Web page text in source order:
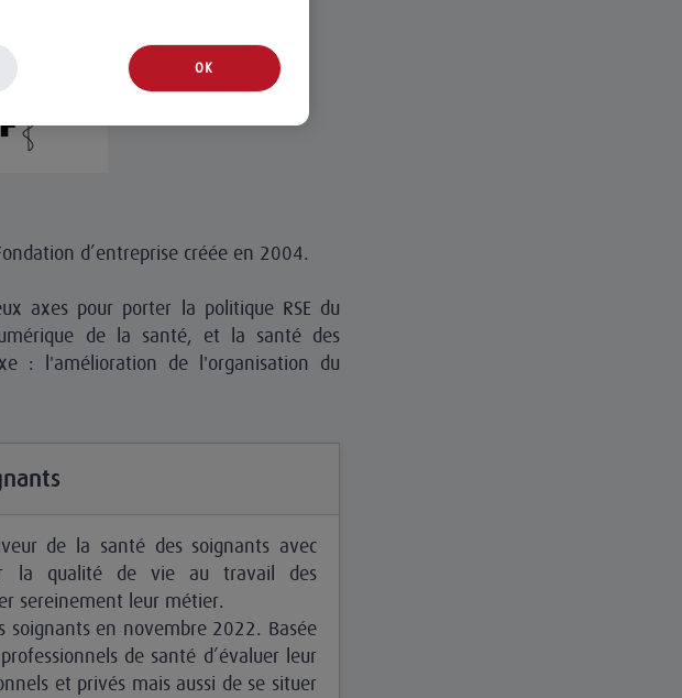
d’entreprise créée en 2004.
axes pour porter la politique RSE du
de la santé, et la santé des
: l'amélioration de l'organisation du
de la santé des soignants avec
la qualité de vie au travail des
sereinement leur métier.
soignants en novembre 2022. Basée
de santé d’évaluer leur
et privés mais aussi de se situer
OK